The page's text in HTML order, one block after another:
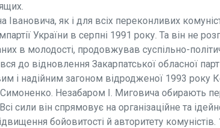
як і для всіх переконливих
України в серпні 1991 року. Та він не
в молодості, продовжував суспільно-
до відновлення Закарпатської обласної
і надійним загоном відродженої 1993 року
Симоненко. Незабаром І. Миговича обирають
сили він спрямовує на організаційне та
бойовитості й авторитету